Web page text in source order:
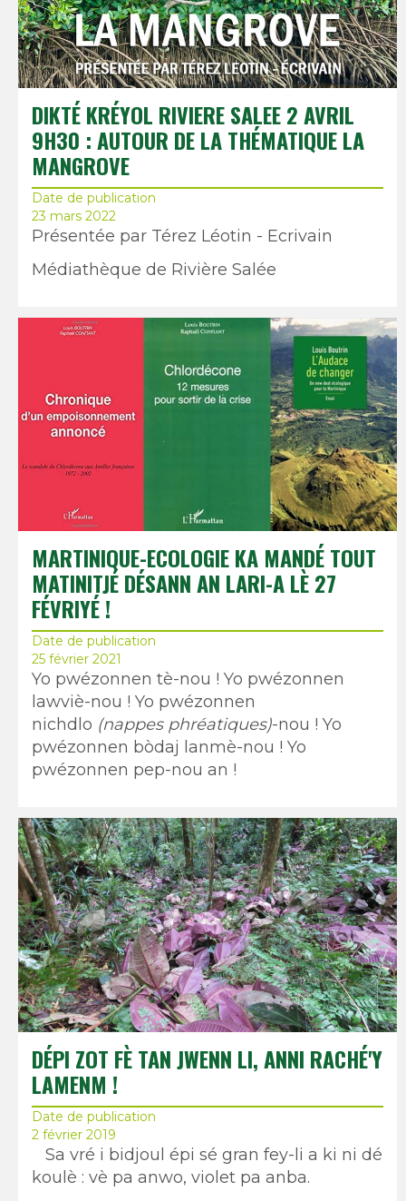
DIKTÉ KRÉYOL RIVIERE SALEE 2 AVRIL
9H30 : AUTOUR DE LA THÉMATIQUE LA
MANGROVE
Date de publication
23 mars 2022
Présentée par Térez Léotin - Ecrivain
Médiathèque de Rivière Salée
MARTINIQUE-ECOLOGIE KA MANDÉ TOUT
MATINITJÉ DÉSANN AN LARI-A LÈ 27
FÉVRIYÉ !
Date de publication
25 février 2021
Yo pwézonnen tè-nou ! Yo pwézonnen
lawviè-nou ! Yo pwézonnen
nichdlo (nappes phréatiques)-nou ! Yo
pwézonnen bòdaj lanmè-nou ! Yo
pwézonnen pep-nou an !
DÉPI ZOT FÈ TAN JWENN LI, ANNI RACHÉ'Y
LAMENM !
Date de publication
2 février 2019
Sa vré i bidjoul épi sé gran fey-li a ki ni dé
koulè : vè pa anwo, violet pa anba.